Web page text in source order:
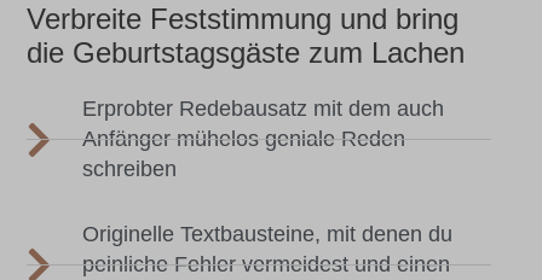
Verbreite Feststimmung und bring
die Geburtstagsgäste zum Lachen
Erprobter Redebausatz mit dem auch
Anfänger mühelos geniale Reden
schreiben
Originelle Textbausteine, mit denen du
peinliche Fehler vermeidest und einen